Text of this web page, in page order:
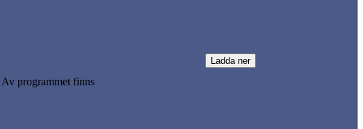
Av programmet finns